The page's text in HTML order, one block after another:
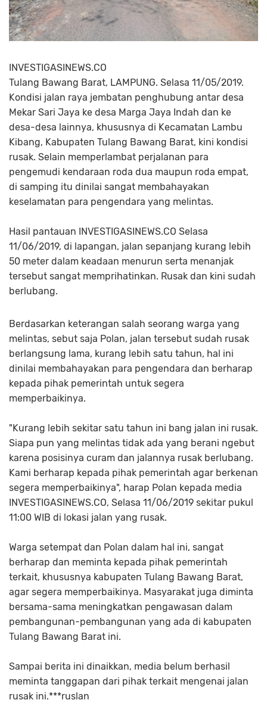
INVESTIGASINEWS.CO
Tulang Bawang Barat, LAMPUNG. Selasa 11/05/2019.
Kondisi jalan raya jembatan penghubung antar desa
Mekar Sari Jaya ke desa Marga Jaya Indah dan ke
desa-desa lainnya, khususnya di Kecamatan Lambu
Kibang, Kabupaten Tulang Bawang Barat, kini kondisi
rusak. Selain memperlambat perjalanan para
pengemudi kendaraan roda dua maupun roda empat,
di samping itu dinilai sangat membahayakan
keselamatan para pengendara yang melintas.
Hasil pantauan INVESTIGASINEWS.CO Selasa
11/06/2019, di lapangan, jalan sepanjang kurang lebih
50 meter dalam keadaan menurun serta menanjak
tersebut sangat memprihatinkan. Rusak dan kini sudah
berlubang.
Berdasarkan keterangan salah seorang warga yang
melintas, sebut saja Polan, jalan tersebut sudah rusak
berlangsung lama, kurang lebih satu tahun, hal ini
dinilai membahayakan para pengendara dan berharap
kepada pihak pemerintah untuk segera
memperbaikinya.
"Kurang lebih sekitar satu tahun ini bang jalan ini rusak.
Siapa pun yang melintas tidak ada yang berani ngebut
karena posisinya curam dan jalannya rusak berlubang.
Kami berharap kepada pihak pemerintah agar berkenan
segera memperbaikinya", harap Polan kepada media
INVESTIGASINEWS.CO, Selasa 11/06/2019 sekitar pukul
11:00 WIB di lokasi jalan yang rusak.
Warga setempat dan Polan dalam hal ini, sangat
berharap dan meminta kepada pihak pemerintah
terkait, khususnya kabupaten Tulang Bawang Barat,
agar segera memperbaikinya. Masyarakat juga diminta
bersama-sama meningkatkan pengawasan dalam
pembangunan-pembangunan yang ada di kabupaten
Tulang Bawang Barat ini.
Sampai berita ini dinaikkan, media belum berhasil
meminta tanggapan dari pihak terkait mengenai jalan
rusak ini.***ruslan